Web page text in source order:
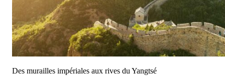
Des murailles impériales aux rives du Yangtsé